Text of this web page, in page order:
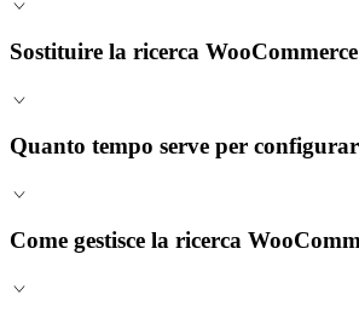
Sostituire la ricerca
Quanto tempo serve per
Come gestisce la ricerca